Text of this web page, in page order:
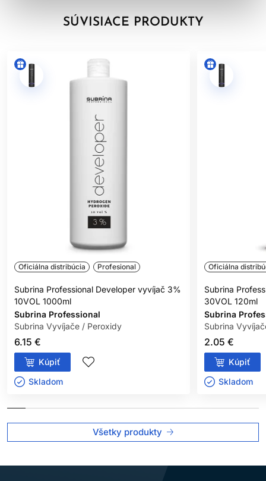
Dodržiavanie uvedených pokynov pomáha minimalizovať riziko
SÚVISIACE PRODUKTY
Oficiálna distribúcia Profesional
Subrina Professional Developer vyvíjač 3%
10VOL 1000ml
Subrina Professional
Subrina Vyvíjače / Peroxidy
6.15 €
Kúpiť
Skladom ㅤ
Oficiálna
Subrina
30VOL 120ml
Subrina
Subrina
2.05 €
Kúpiť
Skladom ㅤ
Všetky produkty